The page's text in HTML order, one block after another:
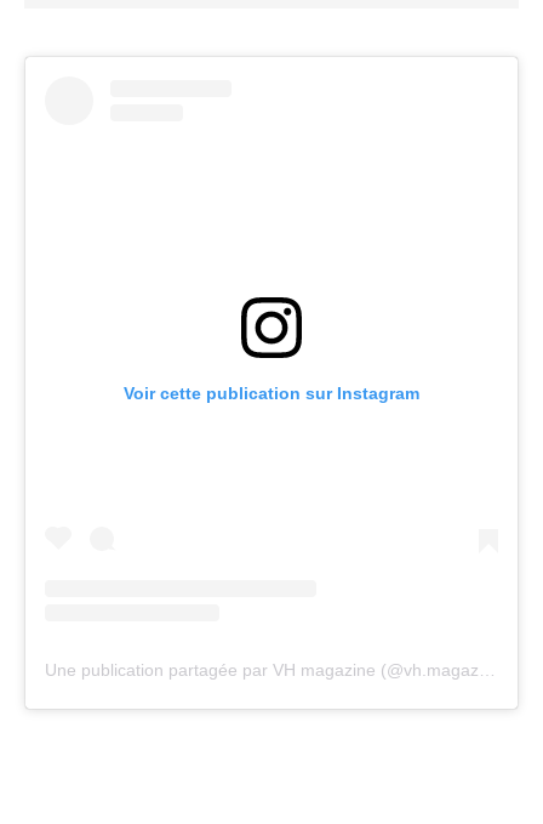
Voir cette publication sur Instagram
Une publication partagée par VH magazine (@vh.magazine)